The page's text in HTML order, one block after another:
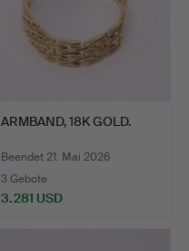
ARMBAND, 18K GOLD.
Beendet 21. Mai 2026
3 Gebote
3.281 USD